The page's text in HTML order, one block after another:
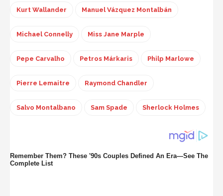
Kurt Wallander Manuel Vázquez Montalbán
Michael Connelly Miss Jane Marple
Pepe Carvalho Petros Márkaris Philp Marlowe
Pierre Lemaitre Raymond Chandler
Salvo Montalbano Sam Spade Sherlock Holmes